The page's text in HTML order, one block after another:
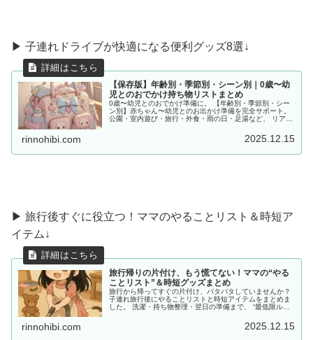
▶︎ 子連れドライブが快適になる便利グッズ8選↓
【保存版】年齢別・季節別・シーン別｜0歳〜幼
児とのおでかけ持ち物リストまとめ
0歳〜幼児とのおでかけ準備に。 【年齢別・季節別・シー
ン別】赤ちゃん〜幼児とのお出かけ準備を完全サポート。
公園・室内遊び・旅行・外食・雨の日・足湯など、 リアル
rinnohibi.com 2025.12.15
▶ 旅行後すぐに役立つ！ママのやることリスト＆時短ア
イテム↓
旅行帰りの片付け、もう慌てない！ママの“やる
ことリスト”＆時短グッズまとめ
旅行から帰ってすぐの片付け、バタバタしていませんか？
子連れ旅行後にやることリストと時短アイテムをまとめま
した。 洗濯・持ち物整理・翌日の準備まで、 “最低限ルー
rinnohibi.com 2025.12.15